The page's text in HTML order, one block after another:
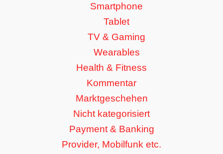
Smartphone
Tablet
TV & Gaming
Wearables
Health & Fitness
Kommentar
Marktgeschehen
Nicht kategorisiert
Payment & Banking
Provider, Mobilfunk etc.